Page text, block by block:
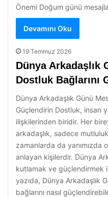
Önemi Doğum günü
Devamını Oku
19 Temmuz 2026
Dünya Arkadaşlık
Dostluk Bağlarını
Dünya Arkadaşlık Günü
Güçlendirin Dostluk, insan
ilişkilerinden biridir. Her
arkadaşlık, sadece
zamanlarda da
anlayan kişilerdir. Dünya
kutlamak ve güçlendirmek
yazıda, Dünya Arkadaşlık
bağlarını nasıl